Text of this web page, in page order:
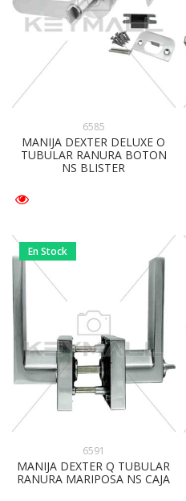
6585
MANIJA DEXTER DELUXE O
TUBULAR RANURA BOTON
NS BLISTER
En Stock
6591
MANIJA DEXTER Q TUBULAR
RANURA MARIPOSA NS CAJA